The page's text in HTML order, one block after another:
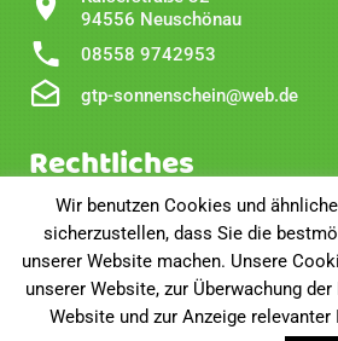
94556 Neuschönau
08558 9742953
gtp-sonnenschein@web.de
Rechtliches
Impressum
Disclaimer
Privatsphäre und Datenschutz
Wir benutzen Cookies und
sicherzustellen, dass Sie die
unserer Website machen. Unsere
unserer Website, zur Überwachung
Website und zur Anzeige